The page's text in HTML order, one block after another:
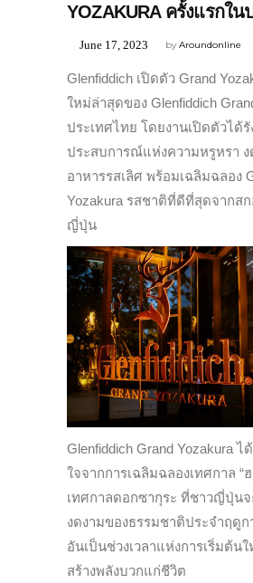
YOZAKURA ครั้งแรกใน
byAroundonline
June 17, 2023
Glenfiddich เปิดตัว Grand
ใหม่ล่าสุดของ Glenfiddich
ประเทศไทย โดยงานเปิดตัวได้รั
ประสบการณ์แห่งความหรูหรา ง
อาหารรสเลิศ พร้อมเฉลิมฉลอง
Yozakura รสชาติที่ดีที่สุดจากส
ญี่ปุ่น
Glenfiddich Grand Yozakura
ใจจากการเฉลิมฉลองเทศกาล “
เทศกาลดอกซากุระ ที่ชาวญี่ปุ่น
งดงามของธรรมชาติประจำฤดู
อันเป็นช่วงเวลาแห่งการเริ่มต้น
สร้างพลังบวกแก่ชีวิต